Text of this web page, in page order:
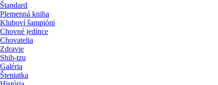
Štandard
Plemenná kniha
Kluboví šampióni
Chovné jedince
Chovatelia
Zdravie
Shih-tzu
Galéria
Šteniatka